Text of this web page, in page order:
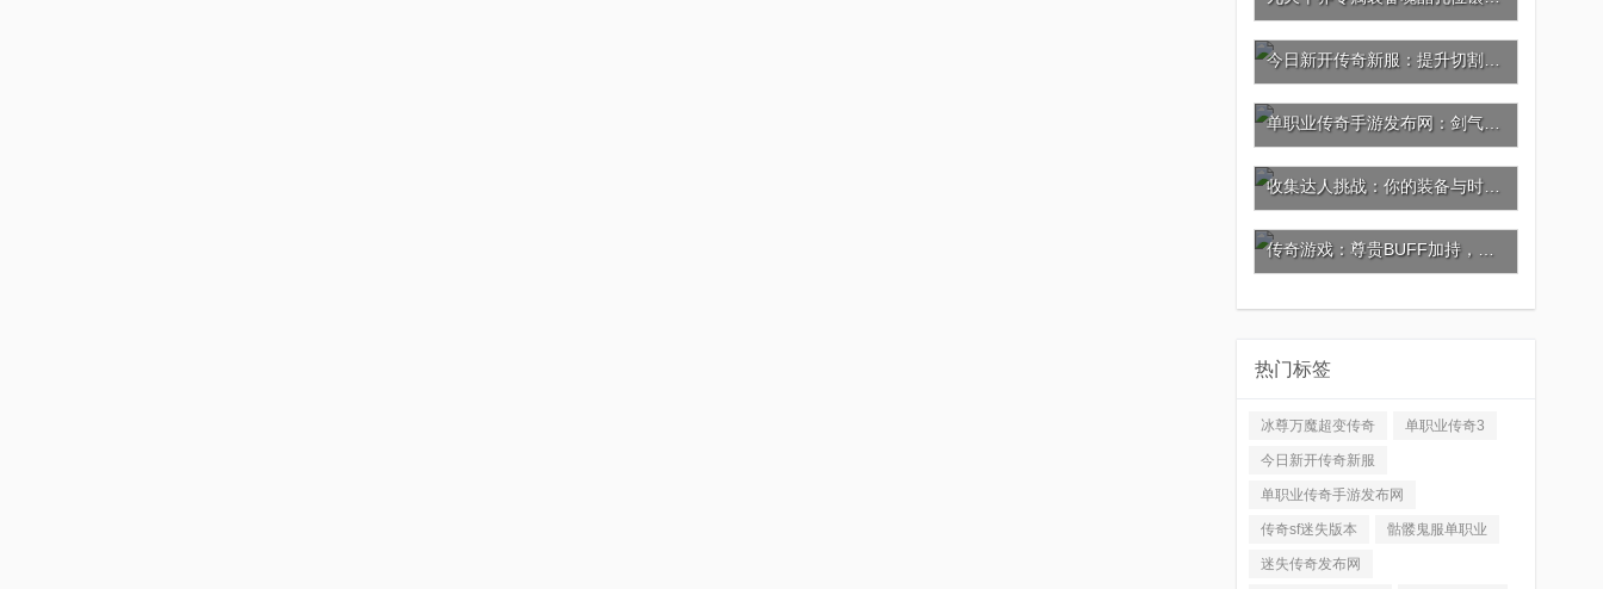
热门标签
冰尊万魔超变传奇 单职业传奇3
今日新开传奇新服
单职业传奇手游发布网
传奇sf迷失版本 骷髅鬼服单职业
迷失传奇发布网